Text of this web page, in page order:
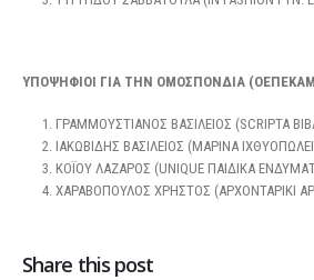
ΥΠΟΨΗΦΙΟΙ ΓΙΑ ΤΗΝ ΟΜΟΣΠΟΝΔΙΑ
ΓΡΑΜΜΟΥΣΤΙΑΝΟΣ ΒΑΣΙΛΕΙΟΣ (SCRIPTA
ΙΑΚΩΒΙΔΗΣ ΒΑΣΙΛΕΙΟΣ (ΜΑΡΙΝΑ
ΚΟΪΟΥ ΛΑΖΑΡΟΣ (UNIQUE
ΧΑΡΑΒΟΠΟΥΛΟΣ ΧΡΗΣΤΟΣ (ΑΡΧΟΝΤΑΡΙΚΙ
Share this post